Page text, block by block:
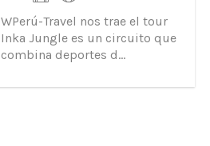
WPerú-Travel nos trae el tour
Inka Jungle es un circuito que
combina deportes d...